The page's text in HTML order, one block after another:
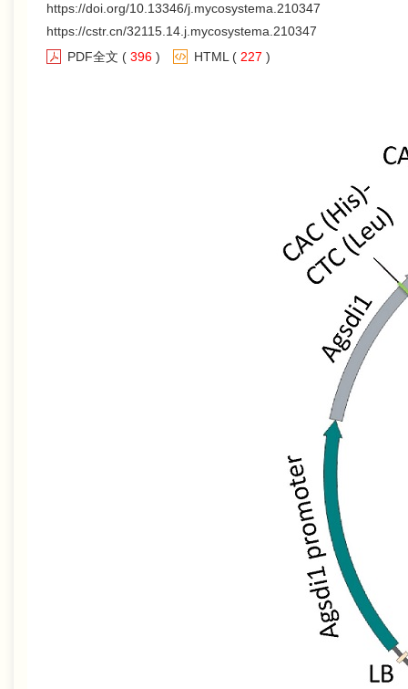
https://doi.org/10.13346/j.mycosystema.210347
https://cstr.cn/32115.14.j.mycosystema.210347
PDF全文 ( 396 ) HTML ( 227 )